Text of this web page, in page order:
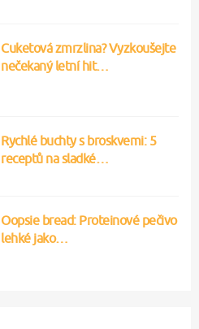
Cuketová zmrzlina? Vyzkoušejte
nečekaný letní hit…
Rychlé buchty s broskvemi: 5
receptů na sladké…
Oopsie bread: Proteinové pečivo
lehké jako…